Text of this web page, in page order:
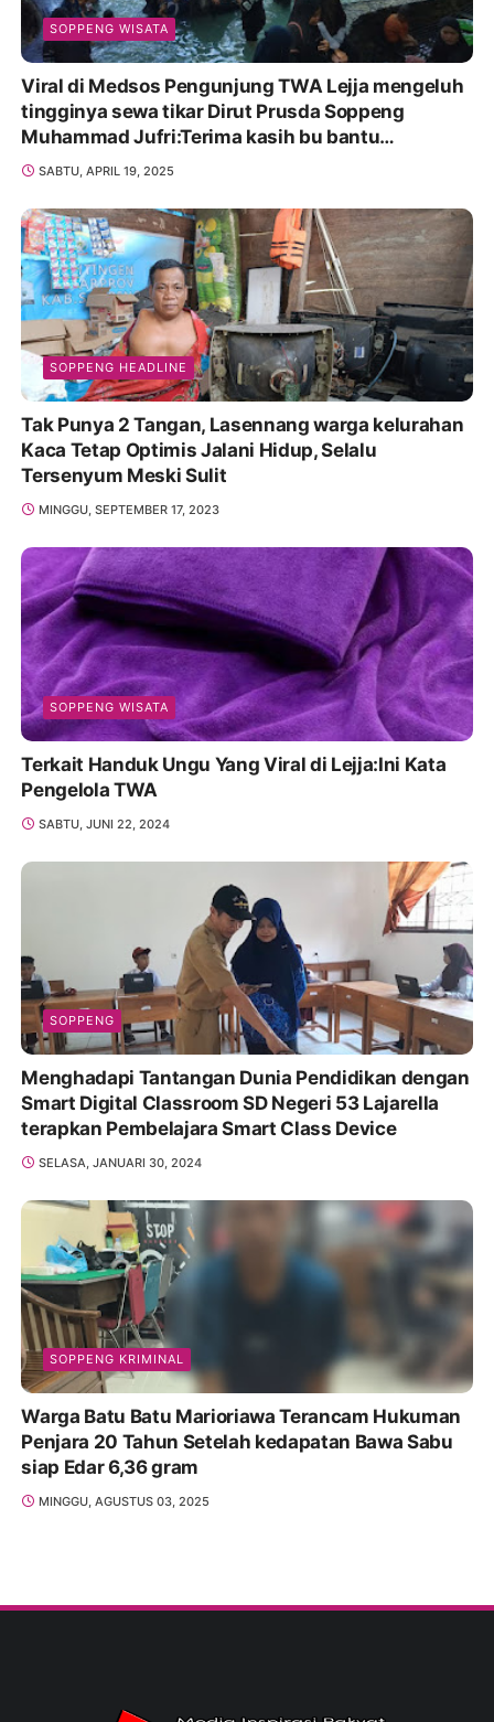
SOPPENG WISATA
Viral di Medsos Pengunjung TWA Lejja mengeluh
tingginya sewa tikar Dirut Prusda Soppeng
Muhammad Jufri:Terima kasih bu bantu
Promosikan
SABTU, APRIL 19, 2025
SOPPENG HEADLINE
Tak Punya 2 Tangan, Lasennang warga kelurahan
Kaca Tetap Optimis Jalani Hidup, Selalu
Tersenyum Meski Sulit
MINGGU, SEPTEMBER 17, 2023
SOPPENG WISATA
Terkait Handuk Ungu Yang Viral di Lejja:Ini Kata
Pengelola TWA
SABTU, JUNI 22, 2024
SOPPENG
Menghadapi Tantangan Dunia Pendidikan dengan
Smart Digital Classroom SD Negeri 53 Lajarella
terapkan Pembelajara Smart Class Device
SELASA, JANUARI 30, 2024
SOPPENG KRIMINAL
Warga Batu Batu Marioriawa Terancam Hukuman
Penjara 20 Tahun Setelah kedapatan Bawa Sabu
siap Edar 6,36 gram
MINGGU, AGUSTUS 03, 2025